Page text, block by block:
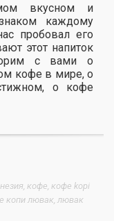
вкусном и
каждому
пробовал его
этот напиток
с вами о
кофе в мире, о
о кофе
кофе кофе kopi
копи лювак лювак